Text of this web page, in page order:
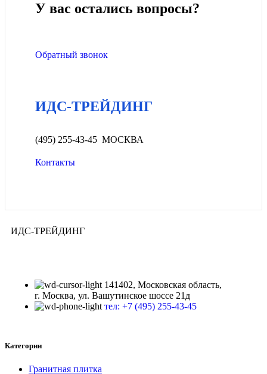
У вас остались вопросы?
Обратный звонок
ИДС-ТРЕЙДИНГ
(495) 255-43-45 МОСКВА
Контакты
ИДС-ТРЕЙДИНГ
141402, Московская область,
г. Москва, ул. Вашутинское шоссе 21д
тел: +7 (495) 255-43-45
Категории
Гранитная плитка